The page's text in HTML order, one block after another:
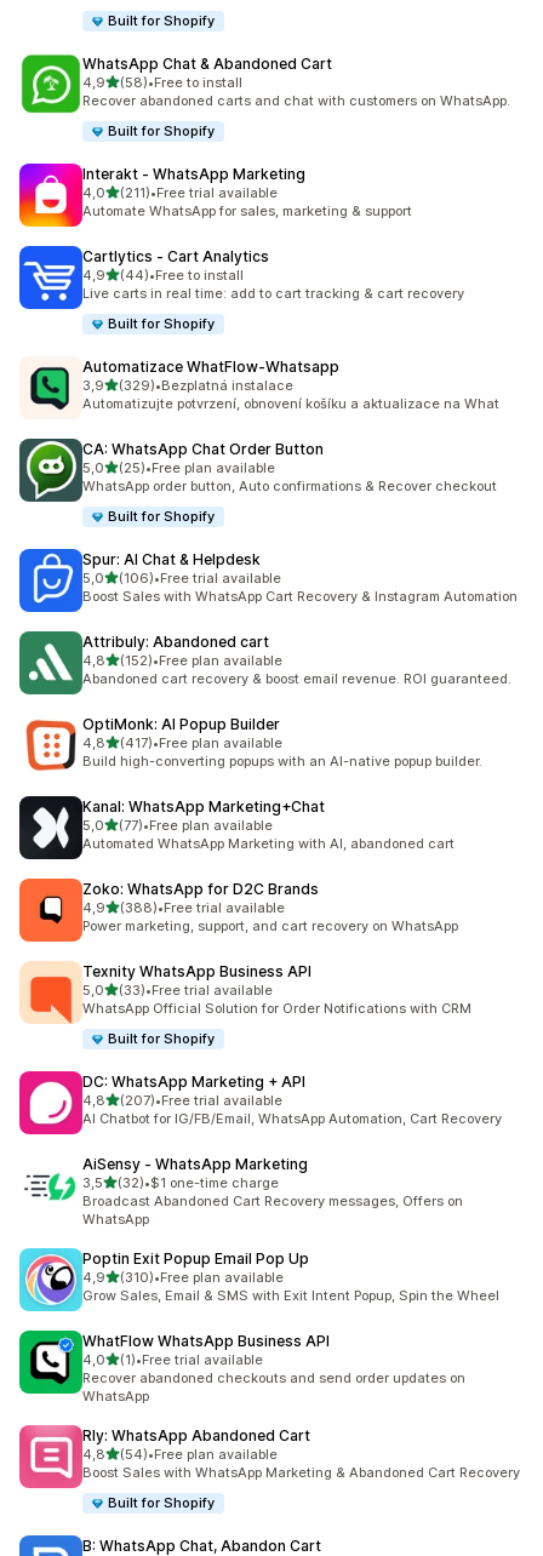
Built for Shopify
WhatsApp Chat & Abandoned Cart
4,9z 5 hvězd
(58)
Celkový počet recenzí: 58
•Free to install
Recover abandoned carts and chat with customers on WhatsApp.
Built for Shopify
Interakt ‑ WhatsApp Marketing
4,0z 5 hvězd
(211)
Celkový počet recenzí: 211
•Free trial available
Automate WhatsApp for sales, marketing & support
Cartlytics ‑ Cart Analytics
4,9z 5 hvězd
(44)
Celkový počet recenzí: 44
•Free to install
Live carts in real time: add to cart tracking & cart recovery
Built for Shopify
Automatizace WhatFlow‑Whatsapp
3,9z 5 hvězd
(329)
Celkový počet recenzí: 329
•Bezplatná instalace
Automatizujte potvrzení, obnovení košíku a aktualizace na What
CA: WhatsApp Chat Order Button
5,0z 5 hvězd
(25)
Celkový počet recenzí: 25
•Free plan available
WhatsApp order button, Auto confirmations & Recover checkout
Built for Shopify
Spur: AI Chat & Helpdesk
5,0z 5 hvězd
(106)
Celkový počet recenzí: 106
•Free trial available
Boost Sales with WhatsApp Cart Recovery & Instagram Automation
Attribuly: Abandoned cart
4,8z 5 hvězd
(152)
Celkový počet recenzí: 152
•Free plan available
Abandoned cart recovery & boost email revenue. ROI guaranteed.
OptiMonk: AI Popup Builder
4,8z 5 hvězd
(417)
Celkový počet recenzí: 417
•Free plan available
Build high-converting popups with an AI-native popup builder.
Kanal: WhatsApp Marketing+Chat
5,0z 5 hvězd
(77)
Celkový počet recenzí: 77
•Free plan available
Automated WhatsApp Marketing with AI, abandoned cart
Zoko: WhatsApp for D2C Brands
4,9z 5 hvězd
(388)
Celkový počet recenzí: 388
•Free trial available
Power marketing, support, and cart recovery on WhatsApp
Texnity WhatsApp Business API
5,0z 5 hvězd
(33)
Celkový počet recenzí: 33
•Free trial available
WhatsApp Official Solution for Order Notifications with CRM
Built for Shopify
DC: WhatsApp Marketing + API
4,8z 5 hvězd
(207)
Celkový počet recenzí: 207
•Free trial available
AI Chatbot for IG/FB/Email, WhatsApp Automation, Cart Recovery
AiSensy ‑ WhatsApp Marketing
3,5z 5 hvězd
(32)
Celkový počet recenzí: 32
•$1 one-time charge
Broadcast Abandoned Cart Recovery messages, Offers on
WhatsApp
Poptin Exit Popup Email Pop Up
4,9z 5 hvězd
(310)
Celkový počet recenzí: 310
•Free plan available
Grow Sales, Email & SMS with Exit Intent Popup, Spin the Wheel
WhatFlow WhatsApp Business API
4,0z 5 hvězd
(1)
Celkový počet recenzí: 1
•Free trial available
Recover abandoned checkouts and send order updates on
WhatsApp
Rly: WhatsApp Abandoned Cart
4,8z 5 hvězd
(54)
Celkový počet recenzí: 54
•Free plan available
Boost Sales with WhatsApp Marketing & Abandoned Cart Recovery
Built for Shopify
B: WhatsApp Chat, Abandon Cart